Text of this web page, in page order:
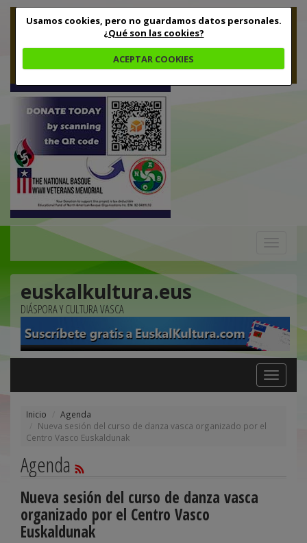
Usamos cookies, pero no guardamos datos personales.
¿Qué son las cookies?
ACEPTAR COOKIES
euskalkultura.eus
DIÁSPORA Y CULTURA VASCA
Toggle
navigation
Inicio
Agenda
Nueva sesión del curso de danza vasca organizado por el
Centro Vasco Euskaldunak
Agenda
Nueva sesión del curso de danza vasca
organizado por el Centro Vasco
Euskaldunak